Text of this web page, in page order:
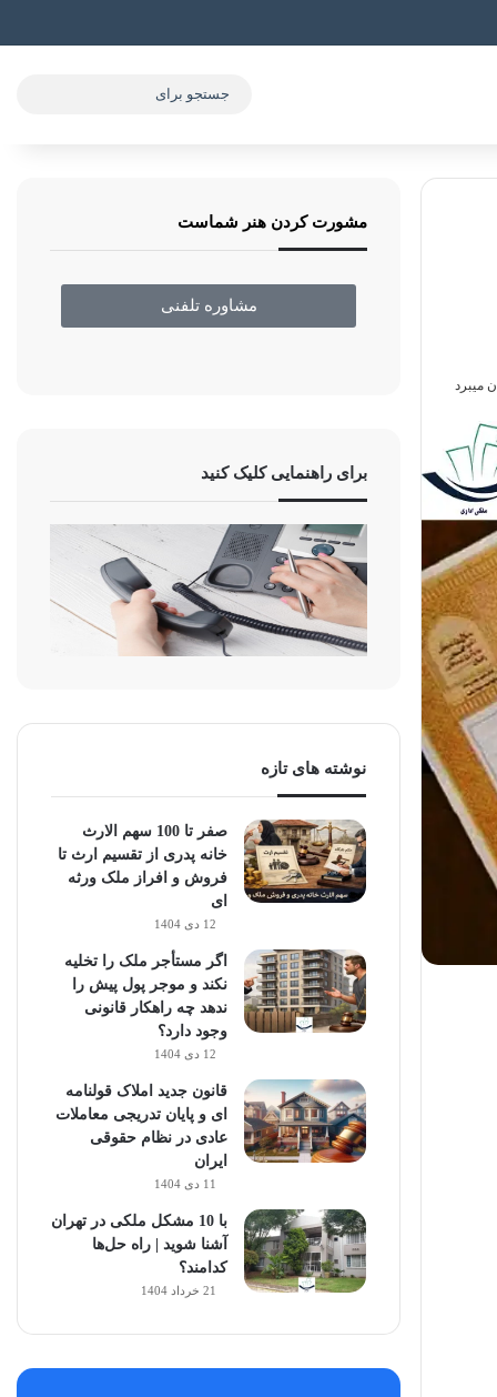
مشورت کردن هنر شماست
مشاوره تلفنی
برای راهنمایی کلیک کنید
نوشته های تازه
صفر تا 100 سهم الارث
خانه پدری از تقسیم ارث تا
فروش و افراز ملک ورثه
ای
12 دی 1404
اگر مستأجر ملک را تخلیه
نکند و موجر پول پیش را
ندهد چه راهکار قانونی
وجود دارد؟
12 دی 1404
قانون جدید املاک قولنامه
ای و پایان تدریجی معاملات
عادی در نظام حقوقی
ایران
11 دی 1404
با 10 مشکل ملکی در تهران
آشنا شوید | راه حل‌ها
کدامند؟
21 خرداد 1404